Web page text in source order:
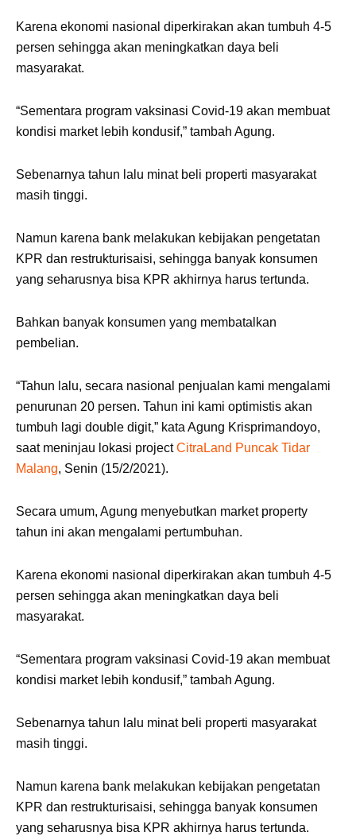
Karena ekonomi nasional diperkirakan akan tumbuh 4-5
persen sehingga akan meningkatkan daya beli
masyarakat.
“Sementara program vaksinasi Covid-19 akan membuat
kondisi market lebih kondusif,” tambah Agung.
Sebenarnya tahun lalu minat beli properti masyarakat
masih tinggi.
Namun karena bank melakukan kebijakan pengetatan
KPR dan restrukturisaisi, sehingga banyak konsumen
yang seharusnya bisa KPR akhirnya harus tertunda.
Bahkan banyak konsumen yang membatalkan
pembelian.
“Tahun lalu, secara nasional penjualan kami mengalami
penurunan 20 persen. Tahun ini kami optimistis akan
tumbuh lagi double digit,” kata Agung Krisprimandoyo,
saat meninjau lokasi projectCitraLand Puncak Tidar
Malang, Senin (15/2/2021).
Secara umum, Agung menyebutkan market property
tahun ini akan mengalami pertumbuhan.
Karena ekonomi nasional diperkirakan akan tumbuh 4-5
persen sehingga akan meningkatkan daya beli
masyarakat.
“Sementara program vaksinasi Covid-19 akan membuat
kondisi market lebih kondusif,” tambah Agung.
Sebenarnya tahun lalu minat beli properti masyarakat
masih tinggi.
Namun karena bank melakukan kebijakan pengetatan
KPR dan restrukturisaisi, sehingga banyak konsumen
yang seharusnya bisa KPR akhirnya harus tertunda.